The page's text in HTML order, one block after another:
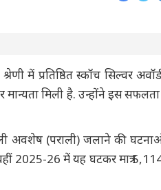
में प्रतिष्ठित स्कॉच सिल्वर
मान्यता मिली है. उन्होंने इस
अवशेष (पराली) जलाने की
2025-26 में यह घटकर मात्र